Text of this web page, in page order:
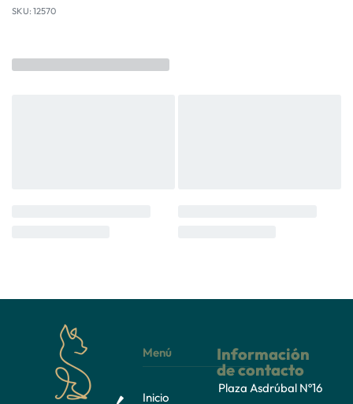
12570
Menú
Inicio
Información
de contacto
Plaza Asdrúbal Nº16